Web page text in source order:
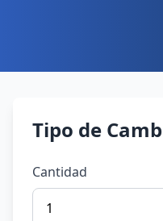
Tipo de
Cantidad